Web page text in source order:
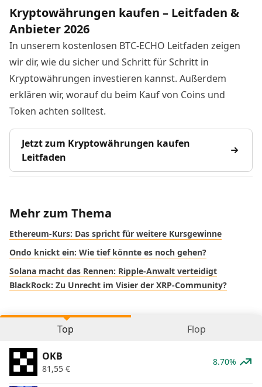
Kryptowährungen kaufen – Leitfaden &
Anbieter 2026
In unserem kostenlosen BTC-ECHO Leitfaden zeigen
wir dir, wie du sicher und Schritt für Schritt in
Kryptowährungen investieren kannst. Außerdem
erklären wir, worauf du beim Kauf von Coins und
Token achten solltest.
Jetzt zum Kryptowährungen kaufen
Leitfaden
Mehr zum Thema
Ethereum-Kurs: Das spricht für weitere Kursgewinne
Ondo knickt ein: Wie tief könnte es noch gehen?
Solana macht das Rennen: Ripple-Anwalt verteidigt
BlackRock: Zu Unrecht im Visier der XRP-Community?
Top Flop
OKB
81,55 €
8.70%